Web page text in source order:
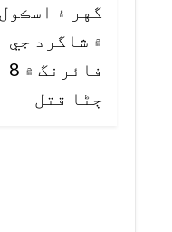
گهر ۽ اسڪول
۾ شاگرد جي
فائرنگ ۾ 8
ڄڻا قتل